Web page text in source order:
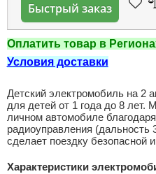
Быстрый заказ
Оплатить товар в
Условия доставки
Детский электромобиль на 2
для детей от 1 года до 8 лет.
личном автомобиле
радиоуправления (дальность
сделает поездку безопасной
Характеристики